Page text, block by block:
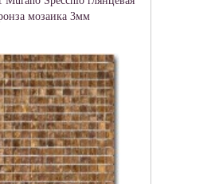
мозаика 3мм